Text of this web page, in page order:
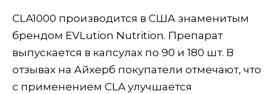
CLA1000 производится в США знаменитым
брендом EVLution Nutrition. Препарат
выпускается в капсулах по 90 и 180 шт. В
отзывах на Айхерб покупатели отмечают, что
с применением CLA улучшается